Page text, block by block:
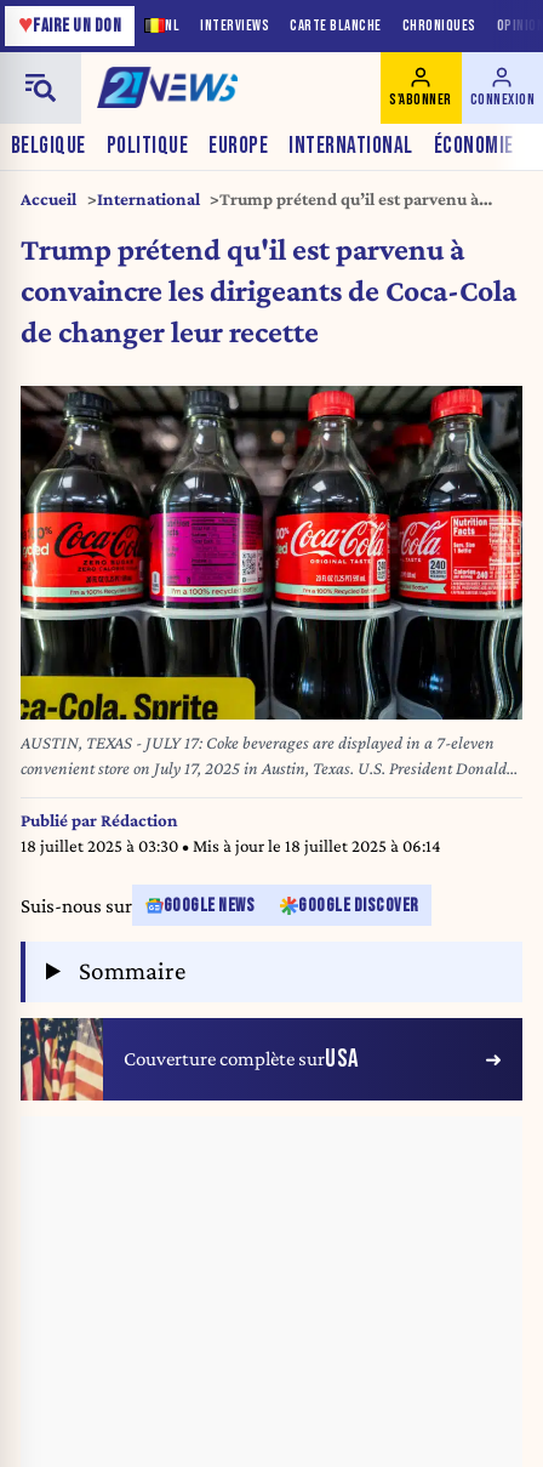
NL INTERVIEWS CARTE BLANCHE CHRONIQUES
♥FAIRE UN DON
BELGIQUE POLITIQUE EUROPE INTERNATIONAL ÉCONOMIE
S'ABONNER CONNEXION
Accueil International
Trump prétend qu’il est parvenu à
de changer leur recette
Trump prétend qu'il est parvenu à
convaincre les dirigeants de Coca-Cola
de changer leur recette
AUSTIN, TEXAS - JULY 17: Coke beverages are displayed in a 7-eleven
convenient store on July 17, 2025 in Austin, Texas. U.S. President Donald
Trump stated in a Truth Social post that Coca-Cola has agreed to use real
cane sugar in its U.S. beverages, similar to Mexican Coke. Brandon
Bell/Getty Images/AFP (Photo by Brandon Bell / GETTY IMAGES NORTH
Publié parRédaction
18 juillet 2025 à 03:30• Mis à jour le 18 juillet 2025 à 06:14
Suis-nous sur GOOGLE NEWS GOOGLE DISCOVER
Sommaire
Couverture complète surUSA